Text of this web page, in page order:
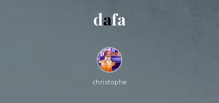
dafa
christophe